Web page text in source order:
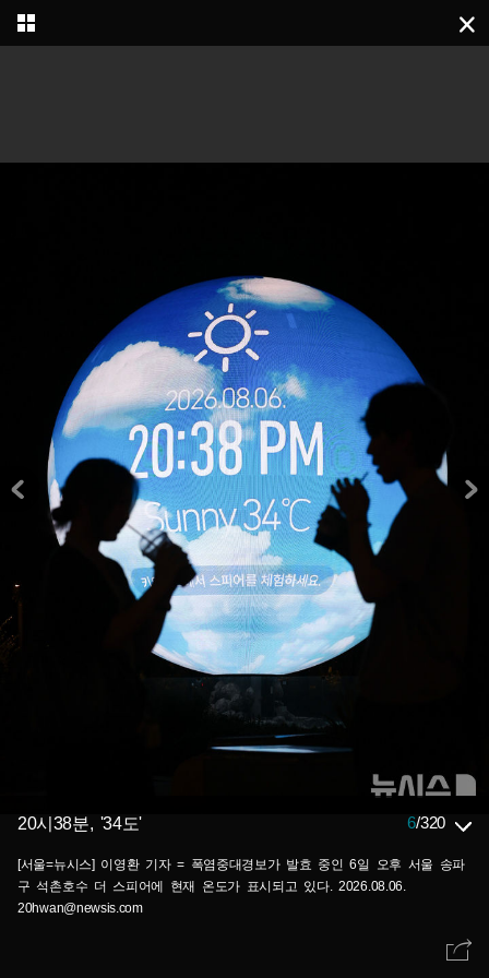
20시38분, '34도' 6/320
[서울=뉴시스] 이영환 기자 = 폭염중대경보가 발효 중인 6일 오후 서울 송파
구 석촌호수 더 스피어에 현재 온도가 표시되고 있다. 2026.08.06.
20hwan@newsis.com